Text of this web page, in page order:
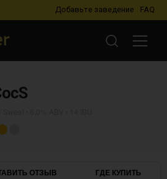
Добавьте заведение FAQ
ОТЗЫВ ГДЕ КУПИТЬ